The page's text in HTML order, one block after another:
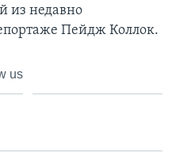
из недавно
Пейдж Коллок.
us